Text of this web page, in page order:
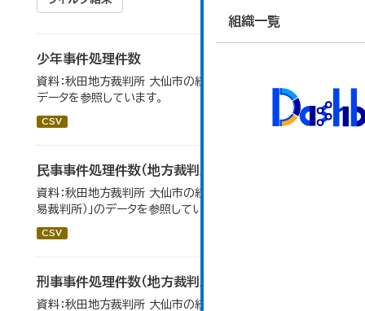
組織一覧
少年事件処理件数
資料：秋田地方裁判所 大仙市の統計「12-16 少年事件」の
データを参照しています。
CSV
民事事件処理件数（地方裁判所）
資料：秋田地方裁判所 大仙市の統計「12-13 民事事件（簡
易裁判所）」のデータを参照しています。
CSV
刑事事件処理件数（地方裁判所）
資料：秋田地方裁判所 大仙市の統計「12-17刑事事件（地